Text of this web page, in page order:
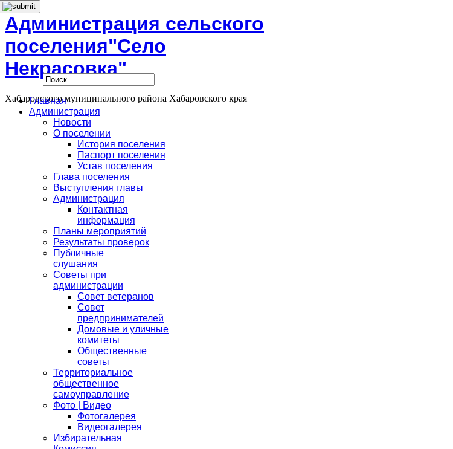
Администрация сельского
поселения"Село
Некрасовка"
Хабаровского муниципального района Хабаровского края
Главная
Администрация
Новости
О поселении
История поселения
Паспорт поселения
Устав поселения
Глава поселения
Выступления главы
Администрация
Контактная
информация
Планы мероприятий
Результаты проверок
Публичные
слушания
Советы при
администрации
Совет ветеранов
Совет
предпринимателей
Домовые и уличные
комитеты
Общественные
советы
Территориальное
общественное
самоуправление
Фото | Видео
Фотогалерея
Видеогалерея
Избирательная